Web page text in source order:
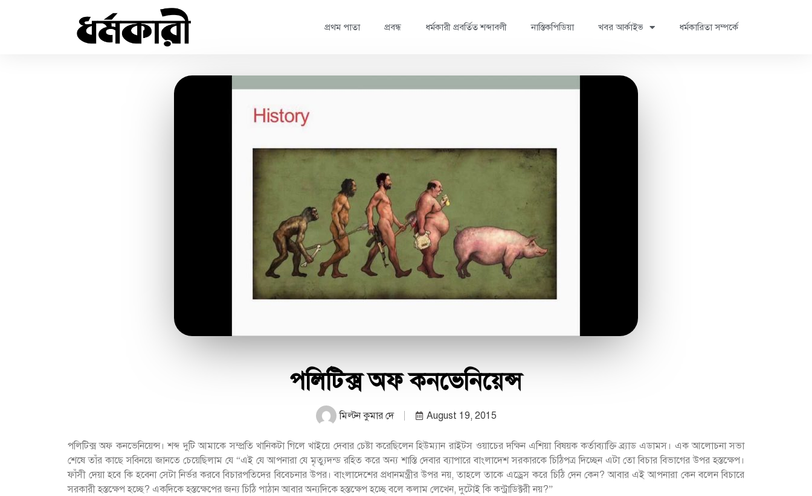
প্রথম পাতা প্রবন্ধ ধর্মকারী প্রবর্তিত শব্দাবলী নাস্তিকপিডিয়া খবর আর্কাইভ ধর্মকারিতা সম্পর্কে
পলিটিক্স অফ কনভেনিয়েন্স
মিল্টন কুমার দে August 19, 2015
পলিটিক্স অফ কনভেনিয়েন্স। শব্দ দুটি আমাকে সম্প্রতি খানিকটা গিলে খাইয়ে দেবার চেষ্টা করেছিলেন হিউম্যান রাইটস ওয়াচের দক্ষিন এশিয়া বিষয়ক কর্তাব্যাক্তি ব্র্যাড এডামস। এক আলোচনা সভা
শেষে তাঁর কাছে সবিনয়ে জানতে চেয়েছিলাম যে “এই যে আপনারা যে মৃত্যুদন্ড রহিত করে অন্য শাস্তি দেবার ব্যাপারে বাংলাদেশ সরকারকে চিঠিপত্র দিচ্ছেন এটা তো বিচার বিভাগের উপর হস্তক্ষেপ।
ফাঁসী দেয়া হবে কি হবেনা সেটা নির্ভর করবে বিচারপতিদের বিবেচনার উপর। বাংলাদেশের প্রধানমন্ত্রীর উপর নয়, তাহলে তাকে এড্রেস করে চিঠি দেন কেন? আবার এই আপনারা কেন বলেন বিচারে
সরকারী হস্তক্ষেপ হচ্ছে? একদিকে হস্তক্ষেপের জন্য চিঠি পাঠান আবার অন্যদিকে হস্তক্ষেপ হচ্ছে বলে কলাম লেখেন, দুটোই কি কন্ট্রাডিক্টরী নয়?”